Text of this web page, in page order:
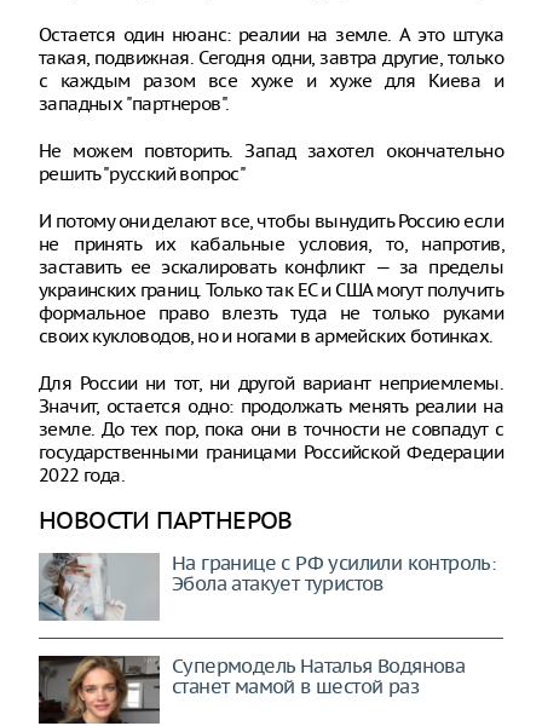
Остается один нюанс: реалии на земле. А это штука
такая, подвижная. Сегодня одни, завтра другие, только
с каждым разом все хуже и хуже для Киева и
западных "партнеров".
Не можем повторить. Запад захотел окончательно
решить "русский вопрос"
И потому они делают все, чтобы вынудить Россию если
не принять их кабальные условия, то, напротив,
заставить ее эскалировать конфликт — за пределы
украинских границ. Только так ЕС и США могут получить
формальное право влезть туда не только руками
своих кукловодов, но и ногами в армейских ботинках.
Для России ни тот, ни другой вариант неприемлемы.
Значит, остается одно: продолжать менять реалии на
земле. До тех пор, пока они в точности не совпадут с
государственными границами Российской Федерации
2022 года.
НОВОСТИ ПАРТНЕРОВ
На границе с РФ усилили контроль:
Эбола атакует туристов
Супермодель Наталья Водянова
станет мамой в шестой раз